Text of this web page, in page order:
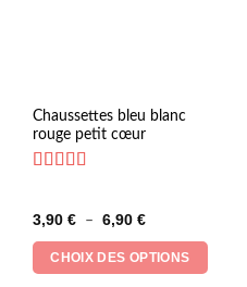
Chaussettes bleu blanc
rouge petit cœur
3,90 € – 6,90 €Plage
3,90 €
à
CHOIX DES OPTIONS
Ce
produit
Les
options
peuvent